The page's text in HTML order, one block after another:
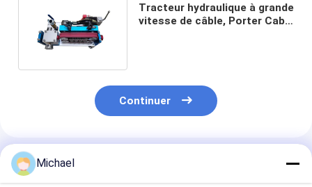
Tracteur hydraulique à grande
vitesse de câble, Porter Cable
Continuer
Produits Recommandés
Michael